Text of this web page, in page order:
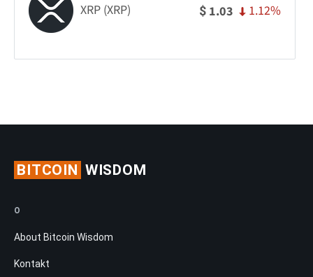
XRP (XRP) $ 1.03 1.12%
BITCOIN WISDOM
O
About Bitcoin Wisdom
Kontakt